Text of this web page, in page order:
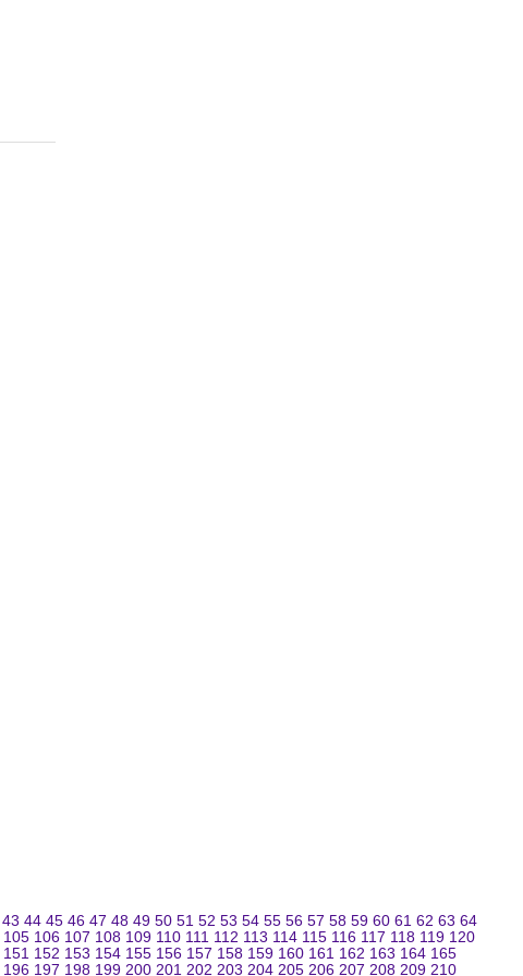
43 44 45 46 47 48 49 50 51 52 53 54 55 56 57 58 59 60 61 62 63 64
105 106 107 108 109 110 111 112 113 114 115 116 117 118 119 120
151 152 153 154 155 156 157 158 159 160 161 162 163 164 165
196 197 198 199 200 201 202 203 204 205 206 207 208 209 210